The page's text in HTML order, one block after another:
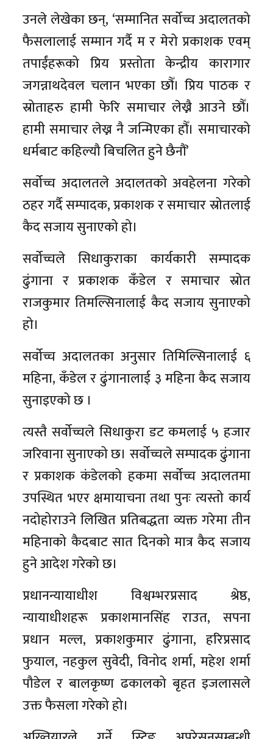
उनले लेखेका छन्, ‘सम्मानित सर्वोच्च अदालतको
फैसलालाई सम्मान गर्दै म र मेरो प्रकाशक एवम्
तपाईंहरूको प्रिय प्रस्तोता केन्द्रीय कारागार
जगन्नाथदेवल चलान भएका छौँ। प्रिय पाठक र
स्रोताहरु हामी फेरि समाचार लेख्नै आउने छौँ।
हामी समाचार लेख्न नै जन्मिएका हौँ। समाचारको
धर्मबाट कहिल्यौ बिचलित हुने छैनौं’
सर्वोच्च अदालतले अदालतको अवहेलना गरेको
ठहर गर्दै सम्पादक, प्रकाशक र समाचार स्रोतलाई
कैद सजाय सुनाएको हो।
सर्वोच्चले सिधाकुराका कार्यकारी सम्पादक
ढुंगाना र प्रकाशक कँडेल र समाचार स्रोत
राजकुमार तिमल्सिनालाई कैद सजाय सुनाएको
हो।
सर्वोच्च अदालतका अनुसार तिमिल्सिनालाई ६
महिना, कँडेल र ढुंगानालाई ३ महिना कैद सजाय
सुनाइएको छ ।
त्यस्तै सर्वोच्चले सिधाकुरा डट कमलाई ५ हजार
जरिवाना सुनाएको छ। सर्वोच्चले सम्पादक ढुंगाना
र प्रकाशक कंडेलको हकमा सर्वोच्च अदालतमा
उपस्थित भएर क्षमायाचना तथा पुनः त्यस्तो कार्य
नदोहोराउने लिखित प्रतिबद्धता व्यक्त गरेमा तीन
महिनाको कैदबाट सात दिनको मात्र कैद सजाय
हुने आदेश गरेको छ।
प्रधानन्यायाधीश विश्वम्भरप्रसाद श्रेष्ठ,
न्यायाधीशहरू प्रकाशमानसिंह राउत, सपना
प्रधान मल्ल, प्रकाशकुमार ढुंगाना, हरिप्रसाद
फुयाल, नहकुल सुवेदी, विनोद शर्मा, महेश शर्मा
पौडेल र बालकृष्ण ढकालको बृहत इजलासले
उक्त फैसला गरेको हो।